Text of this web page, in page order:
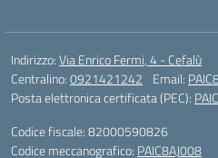
Indirizzo:Via Enrico Fermi, 4 - Cefalù
Centralino:0921421242 Email:
Posta elettronica certificata (PEC):
Codice fiscale: 82000590826
Codice meccanografico: PAIC8AJ008